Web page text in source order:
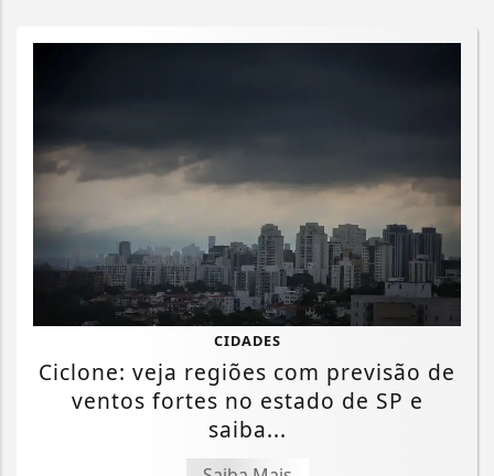
CIDADES
Ciclone: veja regiões com previsão de
ventos fortes no estado de SP e
saiba...